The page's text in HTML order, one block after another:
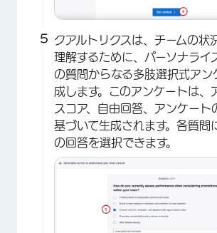
クアルトリクスは、チームの状
理解するために、パーソナライ
の質問からなる多肢選択式アン
成します。このアンケートは、
スコア、自由回答、アンケート
基づいて生成されます。各質問
の回答を選択できます。